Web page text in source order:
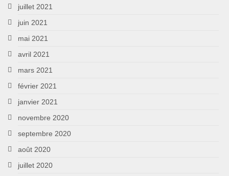
juillet 2021
juin 2021
mai 2021
avril 2021
mars 2021
février 2021
janvier 2021
novembre 2020
septembre 2020
août 2020
juillet 2020